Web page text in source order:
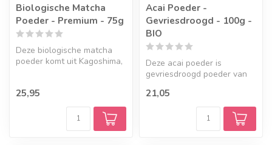
Biologische Matcha
Poeder - Premium - 75g
Deze biologische matcha
poeder komt uit Kagoshima,
25,95
Acai Poeder -
Gevriesdroogd - 100g -
BIO
Deze acai poeder is
gevriesdroogd poeder van
gemaakt va...
21,05